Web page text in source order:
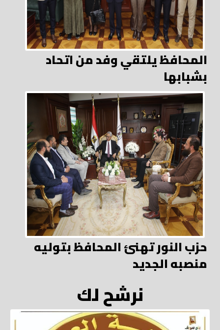
المحافظ يلتقي وفد من اتحاد
بشبابها
حزب النور تهنئ المحافظ بتوليه
منصبه الجديد
نرشح لك